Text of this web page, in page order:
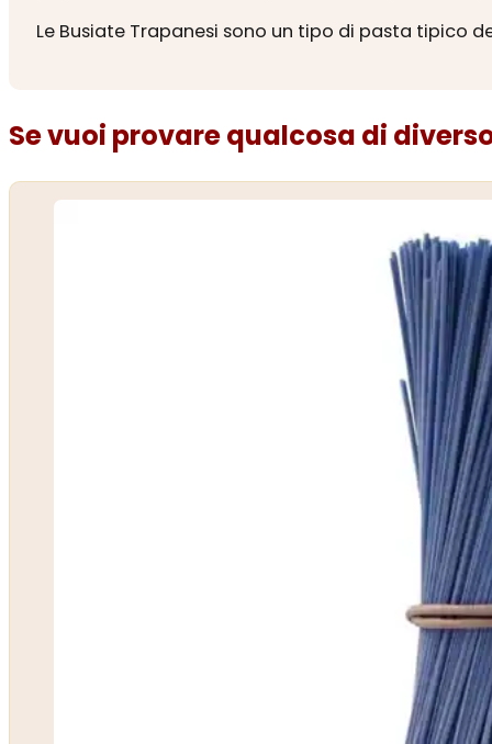
Le Busiate Trapanesi sono un tipo di pasta tipico
Se vuoi provare qualcosa di